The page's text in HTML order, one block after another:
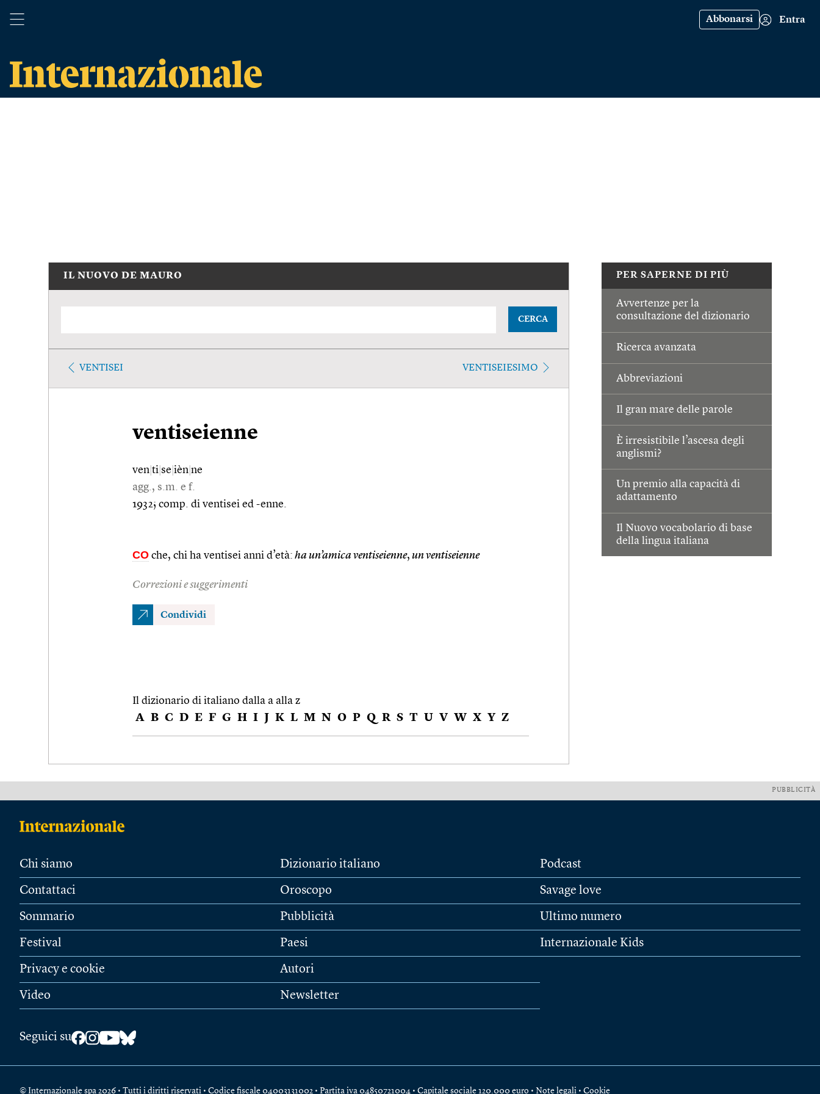
Abbonarsi Entra
PER SAPERNE DI PIÙ
Avvertenze per la
consultazione del dizionario
Ricerca avanzata
Abbreviazioni
Il gran mare delle parole
È irresistibile l’ascesa degli
anglismi?
Un premio alla capacità di
adattamento
Il Nuovo vocabolario di base
della lingua italiana
IL NUOVO DE MAURO
CERCA
VENTISEI VENTISEIESIMO
ventiseienne
ven ti se ièn ne
agg., s.m. e f.
1932; comp. di ventisei ed -enne.
CO che, chi ha ventisei anni d’età: ha un’amica ventiseienne, un ventiseienne
Correzioni e suggerimenti
Condividi
Il dizionario di italiano dalla a alla z
A B C D E F G H I J K L M N O P Q R S T U V W X Y Z
PUBBLICITÀ
Chi siamo
Contattaci
Sommario
Festival
Privacy e cookie
Video
Dizionario italiano
Oroscopo
Pubblicità
Paesi
Autori
Newsletter
Podcast
Savage love
Ultimo numero
Internazionale Kids
Seguici su
© Internazionale spa 2026 • Tutti i diritti riservati • Codice fiscale 04003131002 • Partita iva 04850721004 • Capitale sociale 120.000 euro • Note legali • Cookie